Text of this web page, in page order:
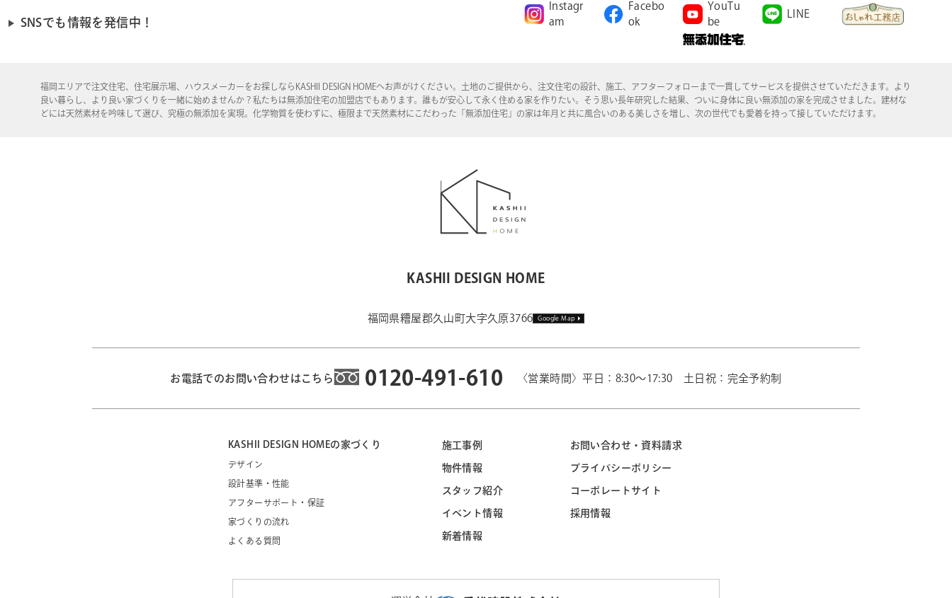
SNSでも情報を発信中！
Instagr
am
Facebo
ok
YouTu
be
LINE
福岡エリアで注文住宅、住宅展示場、ハウスメーカーをお探しならKASHII DESIGN HOMEへお声がけください。土地のご提供から、注文住宅の設計、施工、アフターフォローまで一貫してサービスを提供させていただきます。より
良い暮らし、より良い家づくりを一緒に始めませんか？私たちは無添加住宅の加盟店でもあります。誰もが安心して永く住める家を作りたい。そう思い長年研究した結果、ついに身体に良い無添加の家を完成させました。建材な
どには天然素材を吟味して選び、究極の無添加を実現。化学物質を使わずに、極限まで天然素材にこだわった「無添加住宅」の家は年月と共に風合いのある美しさを増し、次の世代でも愛着を持って接していただけます。
KASHII DESIGN HOME
福岡県糟屋郡久山町大字久原3766 Google Map
お電話でのお問い合わせはこちら 0120-491-610 〈営業時間〉平日：8:30～17:30 土日祝：完全予約制
KASHII DESIGN HOMEの家づくり
デザイン
設計基準・性能
アフターサポート・保証
家づくりの流れ
よくある質問
施工事例
物件情報
スタッフ紹介
イベント情報
新着情報
お問い合わせ・資料請求
プライバシーポリシー
コーポレートサイト
採用情報